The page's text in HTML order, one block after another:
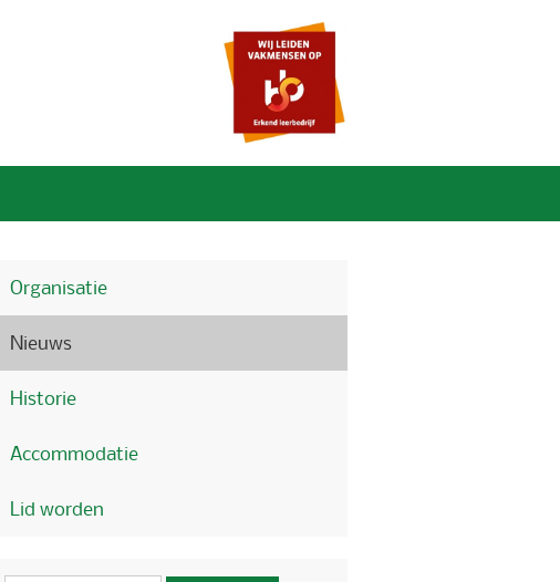
Organisatie
Nieuws
Historie
Accommodatie
Lid worden